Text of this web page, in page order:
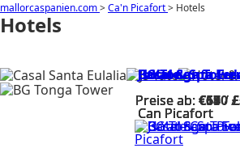
mallorcaspanien.com>Ca'n Picafort> Hotels
Hotels
Casal Santa
Preise ab:€150/
Can Picafort
Js Yate
Preise ab:€59/
Can Picafort
Hotel & Spa
Preise ab:€67/
Can Picafort
BG Tonga
Preise ab:€64/
Can Picafort